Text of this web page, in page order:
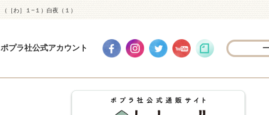
（［わ］１−１）白夜（１）
ポプラ社公式アカウント